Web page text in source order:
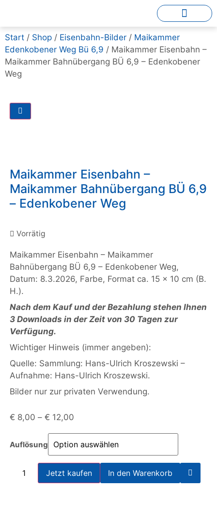
Start / Shop / Eisenbahn-Bilder / Maikammer
Edenkobener Weg Bü 6,9 / Maikammer Eisenbahn –
Maikammer Bahnübergang BÜ 6,9 – Edenkobener
Weg
Maikammer Eisenbahn –
Maikammer Bahnübergang BÜ 6,9
– Edenkobener Weg
Vorrätig
Maikammer Eisenbahn – Maikammer
Bahnübergang BÜ 6,9 – Edenkobener Weg,
Datum: 8.3.2026, Farbe, Format ca. 15 x 10 cm (B.
H.).
Nach dem Kauf und der Bezahlung stehen Ihnen
3 Downloads in der Zeit von 30 Tagen zur
Verfügung.
Wichtiger Hinweis (immer angeben):
Quelle: Sammlung: Hans-Ulrich Kroszewski –
Aufnahme: Hans-Ulrich Kroszewski.
Bilder nur zur privaten Verwendung.
€ 8,00 – € 12,00
Auflösung
Jetzt kaufen In den Warenkorb